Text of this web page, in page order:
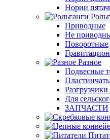
Нории
Приводные
Не
Поворотные
Разное
Подвесные
Разгрузчики
Для
ЗАПЧАСТИ